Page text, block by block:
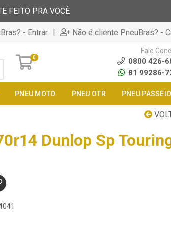
FEITO PRA VOCÊ
- Entrar | Não é cliente PneuBras? -
0
Fale
0800 426-
81 99286-
PNEU MOTO PNEU OTR PNEU PASSEIO
Dunlop Sp